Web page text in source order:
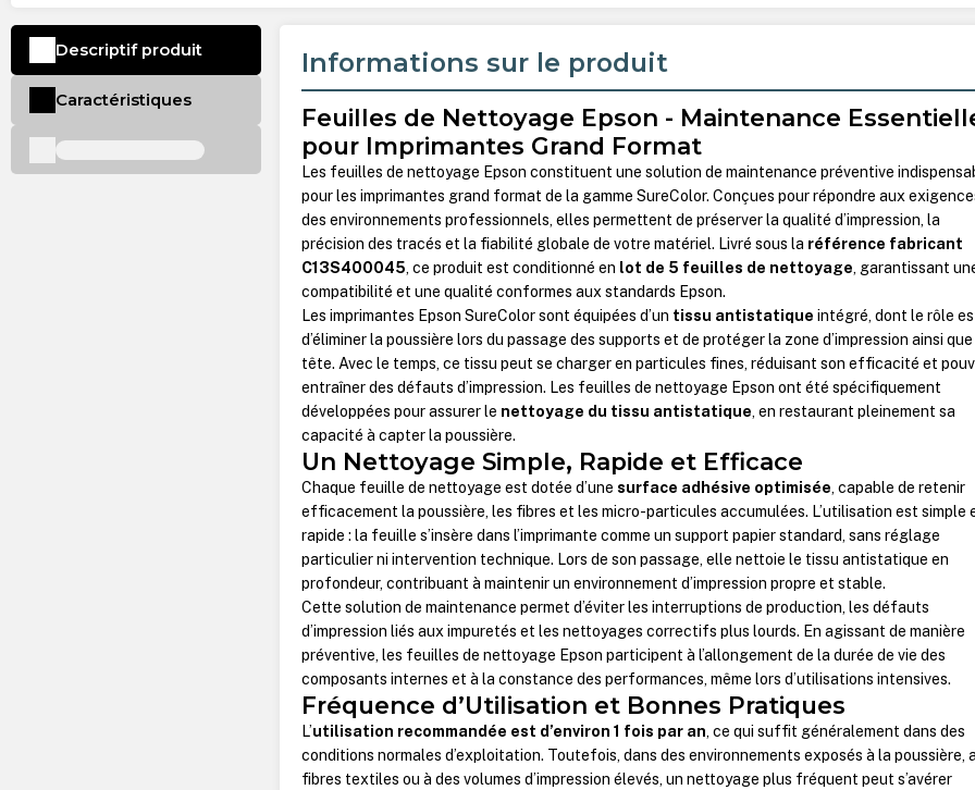
Informations sur le produit
Feuilles de Nettoyage Epson - Maintenance
pour Imprimantes Grand Format
Les feuilles de nettoyage Epson constituent une solution de maintenance préventive
pour les imprimantes grand format de la gamme SureColor. Conçues pour répondre aux
des environnements professionnels, elles permettent de préserver la qualité d’impression, la
précision des tracés et la fiabilité globale de votre matériel. Livré sous la référence fabricant
C13S400045, ce produit est conditionné en lot de 5 feuilles de nettoyage, garantissant
compatibilité et une qualité conformes aux standards Epson.
Les imprimantes Epson SureColor sont équipées d’un tissu antistatique intégré, dont le rôle
d’éliminer la poussière lors du passage des supports et de protéger la zone d’impression ainsi que
tête. Avec le temps, ce tissu peut se charger en particules fines, réduisant son efficacité et
entraîner des défauts d’impression. Les feuilles de nettoyage Epson ont été spécifiquement
développées pour assurer le nettoyage du tissu antistatique, en restaurant pleinement sa
capacité à capter la poussière.
Un Nettoyage Simple, Rapide et Efficace
Chaque feuille de nettoyage est dotée d’unesurface adhésive optimisée, capable de retenir
efficacement la poussière, les fibres et les micro-particules accumulées. L’utilisation est simple
rapide : la feuille s’insère dans l’imprimante comme un support papier standard, sans réglage
particulier ni intervention technique. Lors de son passage, elle nettoie le tissu antistatique en
profondeur, contribuant à maintenir un environnement d’impression propre et stable.
Cette solution de maintenance permet d’éviter les interruptions de production, les défauts
d’impression liés aux impuretés et les nettoyages correctifs plus lourds. En agissant de manière
préventive, les feuilles de nettoyage Epson participent à l’allongement de la durée de vie des
composants internes et à la constance des performances, même lors d’utilisations intensives.
Fréquence d’Utilisation et Bonnes Pratiques
L’utilisation recommandée est d’environ 1 fois par an, ce qui suffit généralement dans des
conditions normales d’exploitation. Toutefois, dans des environnements exposés à la poussière,
fibres textiles ou à des volumes d’impression élevés, un nettoyage plus fréquent peut s’avérer
Descriptif produit
Caractéristiques